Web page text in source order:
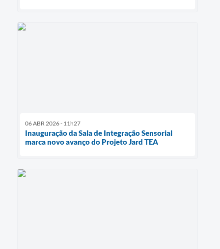
06 ABR 2026 - 11h27
Inauguração da Sala de Integração Sensorial
marca novo avanço do Projeto Jard TEA